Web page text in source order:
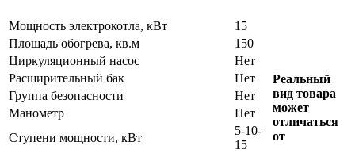
Мощность электрокотла, кВт
15
Площадь обогрева, кв.м
150
Циркуляционный насос
Нет
Расширительный бак
Нет
Группа безопасности
Нет
Манометр
Нет
Ступени мощности, кВт
5-10-
15
Реальный
вид товара
может
отличаться
от